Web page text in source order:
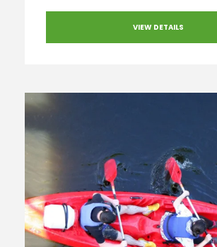
VIEW DETAILS